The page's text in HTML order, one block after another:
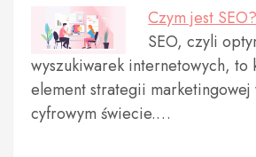
Czym jest SEO?
SEO, czyli
wyszukiwarek internetowych, to
element strategii marketingowej
cyfrowym świecie.…